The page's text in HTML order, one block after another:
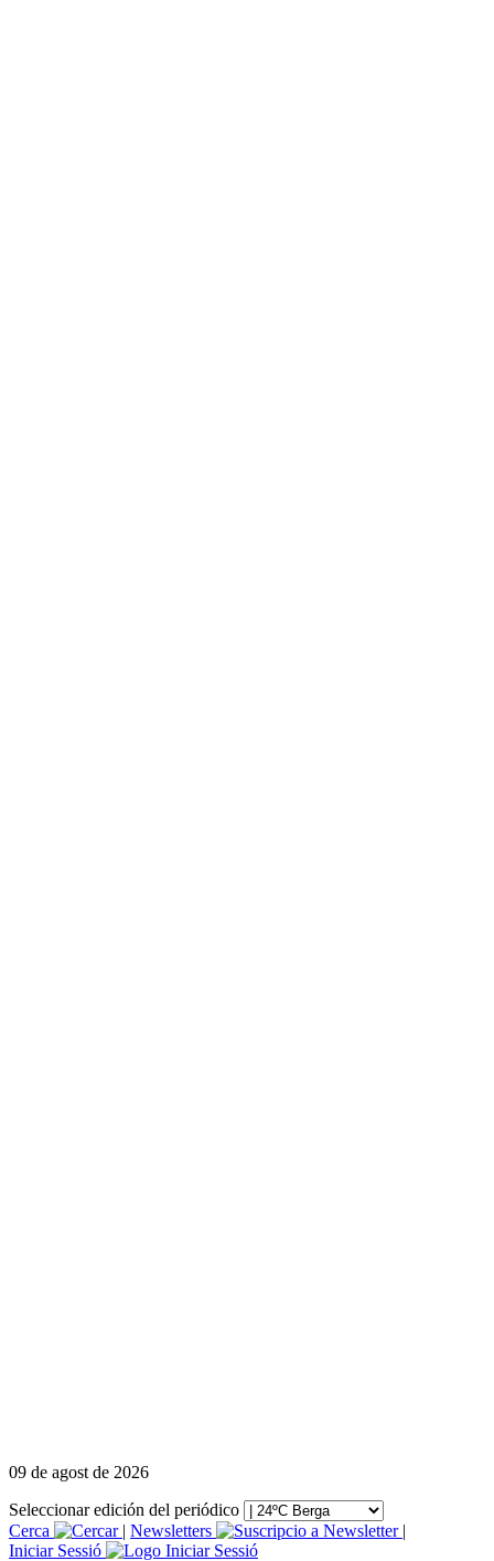
09 de agost de 2026
Seleccionar edición del periódico
Cerca
| Newsletters
|
Iniciar Sessió